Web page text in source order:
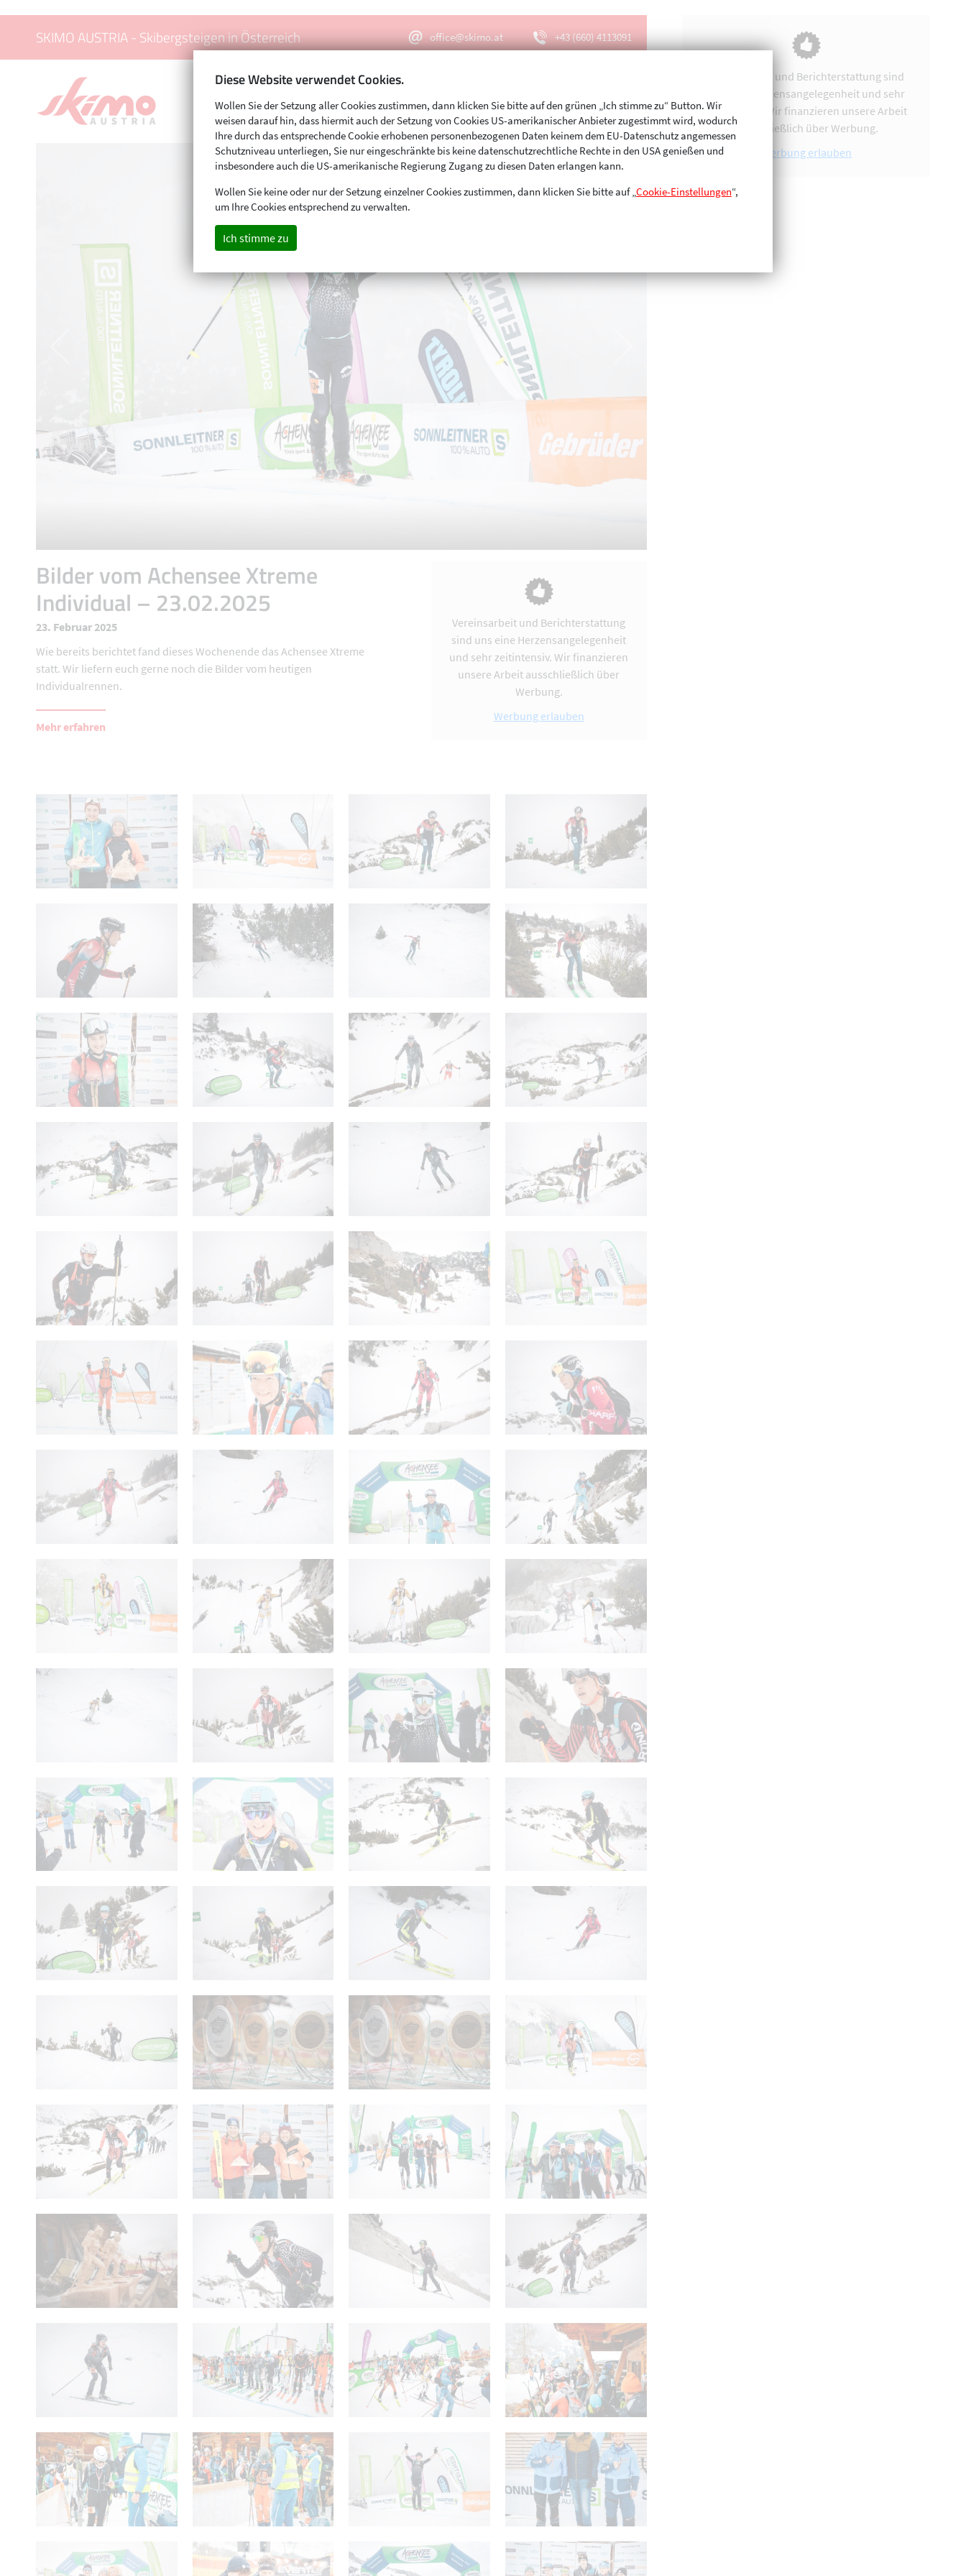
SKIMO AUSTRIA - Skibergsteigen in Österreich office@skimo.at +43 (660) 4113091
Menu
Bilder vom Achensee Xtreme
Individual – 23.02.2025
23. Februar 2025
Wie bereits berichtet fand dieses Wochenende das Achensee Xtreme
statt. Wir liefern euch gerne noch die Bilder vom heutigen
Individualrennen.
Mehr erfahren
Vereinsarbeit und Berichterstattung
sind uns eine Herzensangelegenheit
und sehr zeitintensiv. Wir finanzieren
unsere Arbeit ausschließlich über
Werbung.
Werbung erlauben
Vereinsarbeit und Berichterstattung sind
uns eine Herzensangelegenheit und sehr
zeitintensiv. Wir finanzieren unsere Arbeit
ausschließlich über Werbung.
Werbung erlauben
Diese Website verwendet Cookies.
Wollen Sie der Setzung aller Cookies zustimmen, dann klicken Sie bitte auf den grünen „Ich stimme zu“ Button. Wir
weisen darauf hin, dass hiermit auch der Setzung von Cookies US-amerikanischer Anbieter zugestimmt wird, wodurch
Ihre durch das entsprechende Cookie erhobenen personenbezogenen Daten keinem dem EU-Datenschutz angemessen
Schutzniveau unterliegen, Sie nur eingeschränkte bis keine datenschutzrechtliche Rechte in den USA genießen und
insbesondere auch die US-amerikanische Regierung Zugang zu diesen Daten erlangen kann.
Wollen Sie keine oder nur der Setzung einzelner Cookies zustimmen, dann klicken Sie bitte auf „Cookie-Einstellungen“,
um Ihre Cookies entsprechend zu verwalten.
Ich stimme zu